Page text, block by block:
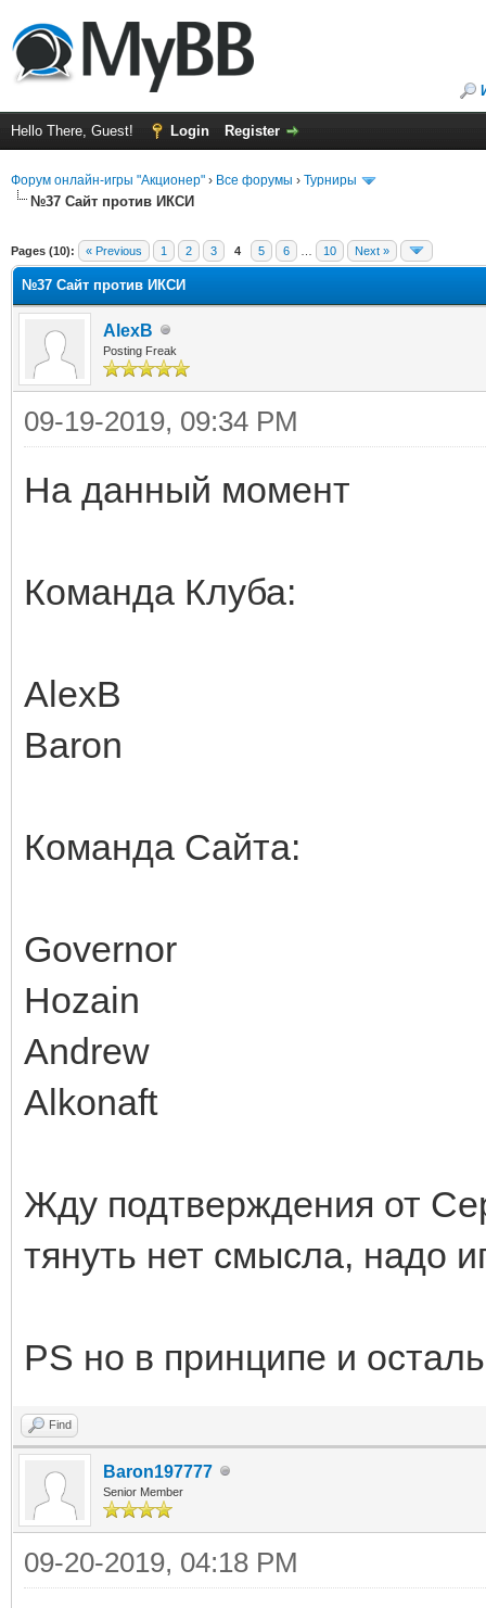
Hello There, Guest! Login Register
Форум онлайн-игры "Акционер" › Все форумы › Турниры
№37 Сайт против ИКСИ
Pages (10): « Previous 1 2 3 4 5 6 10 Next »
№37 Сайт против ИКСИ
AlexB
Posting Freak
09-19-2019, 09:34 PM
На данный момент
Команда Клуба:
AlexB
Baron
Команда Сайта:
Governor
Hozain
Andrew
Alkonaft
Жду подтверждения от
тянуть нет смысла, надо
PS но в принципе и
Find
Baron197777
Senior Member
09-20-2019, 04:18 PM